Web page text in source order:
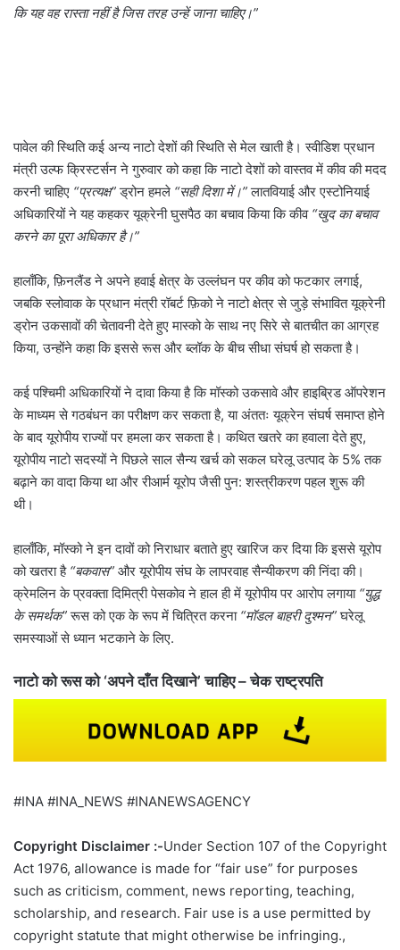
कि यह वह रास्ता नहीं है जिस तरह उन्हें जाना चाहिए।”
पावेल की स्थिति कई अन्य नाटो देशों की स्थिति से मेल खाती है। स्वीडिश प्रधान
मंत्री उल्फ क्रिस्टर्सन ने गुरुवार को कहा कि नाटो देशों को वास्तव में कीव की मदद
करनी चाहिए “प्रत्यक्ष”ड्रोन हमले “सही दिशा में।”लातवियाई और एस्टोनियाई
अधिकारियों ने यह कहकर यूक्रेनी घुसपैठ का बचाव किया कि कीव “खुद का बचाव
करने का पूरा अधिकार है।”
हालाँकि, फ़िनलैंड ने अपने हवाई क्षेत्र के उल्लंघन पर कीव को फटकार लगाई,
जबकि स्लोवाक के प्रधान मंत्री रॉबर्ट फ़िको ने नाटो क्षेत्र से जुड़े संभावित यूक्रेनी
ड्रोन उकसावों की चेतावनी देते हुए मास्को के साथ नए सिरे से बातचीत का आग्रह
किया, उन्होंने कहा कि इससे रूस और ब्लॉक के बीच सीधा संघर्ष हो सकता है।
कई पश्चिमी अधिकारियों ने दावा किया है कि मॉस्को उकसावे और हाइब्रिड ऑपरेशन
के माध्यम से गठबंधन का परीक्षण कर सकता है, या अंततः यूक्रेन संघर्ष समाप्त होने
के बाद यूरोपीय राज्यों पर हमला कर सकता है। कथित खतरे का हवाला देते हुए,
यूरोपीय नाटो सदस्यों ने पिछले साल सैन्य खर्च को सकल घरेलू उत्पाद के 5% तक
बढ़ाने का वादा किया था और रीआर्म यूरोप जैसी पुन: शस्त्रीकरण पहल शुरू की
थी।
हालाँकि, मॉस्को ने इन दावों को निराधार बताते हुए खारिज कर दिया कि इससे यूरोप
को खतरा है “बकवास” और यूरोपीय संघ के लापरवाह सैन्यीकरण की निंदा की।
क्रेमलिन के प्रवक्ता दिमित्री पेसकोव ने हाल ही में यूरोपीय पर आरोप लगाया “युद्ध
के समर्थक”रूस को एक के रूप में चित्रित करना “मॉडल बाहरी दुश्मन”घरेलू
समस्याओं से ध्यान भटकाने के लिए.
नाटो को रूस को ‘अपने दाँत दिखाने’ चाहिए – चेक राष्ट्रपति
#INA #INA_NEWS #INANEWSAGENCY
Copyright Disclaimer :-Under Section 107 of the Copyright
Act 1976, allowance is made for “fair use” for purposes
such as criticism, comment, news reporting, teaching,
scholarship, and research. Fair use is a use permitted by
copyright statute that might otherwise be infringing.,